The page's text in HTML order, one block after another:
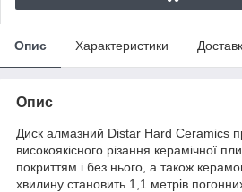
Опис Характеристики
Опис
Диск алмазний Distar Hard Ceramics
високоякісного різання керамічної
покриттям і без нього, а також
хвилину становить 1,1 метрів